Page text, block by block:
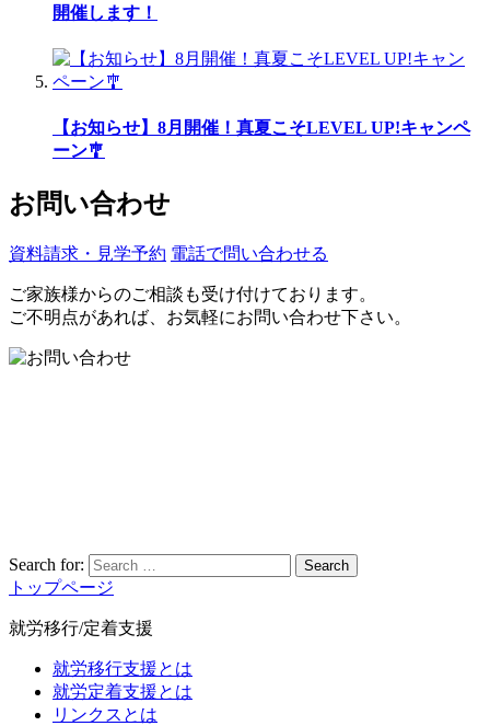
開催します！
【お知らせ】8月開催！真夏こそLEVEL UP!キャンペ
ーン🎐
お問い合わせ
資料請求・見学予約 電話で問い合わせる
ご家族様からのご相談も受け付けております。
ご不明点があれば、お気軽にお問い合わせ下さい。
Search for: Search
トップページ
就労移行/定着支援
就労移行支援とは
就労定着支援とは
リンクスとは